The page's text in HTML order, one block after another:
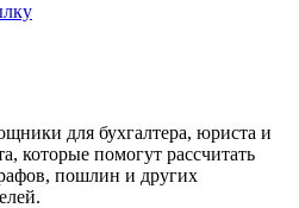
для бухгалтера, юриста и
которые помогут рассчитать
пошлин и других